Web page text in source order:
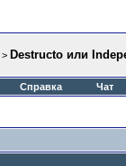
> Destructo или
Справка Чат